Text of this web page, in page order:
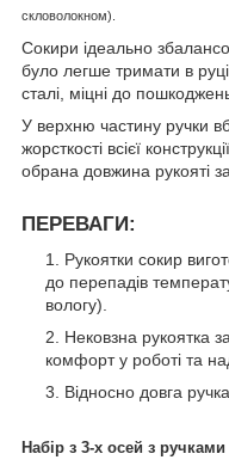
скловолокном).
Сокири ідеально
було легше тримати в
сталі, міцні до
У верхню частину ручки
жорсткості всієї
обрана довжина рукояті
ПЕРЕВАГИ:
Рукоятки сокир
до перепадів
вологу).
Нековзна рукоятка
комфорт у роботі та
Відносно довга
Набір з 3-х осей з ручками